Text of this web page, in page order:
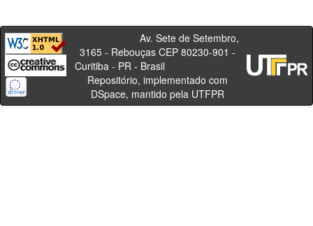
Av. Sete de Setembro,
3165 - Rebouças CEP 80230-901 -
Curitiba - PR - Brasil
Repositório, implementado com
DSpace, mantido pela UTFPR